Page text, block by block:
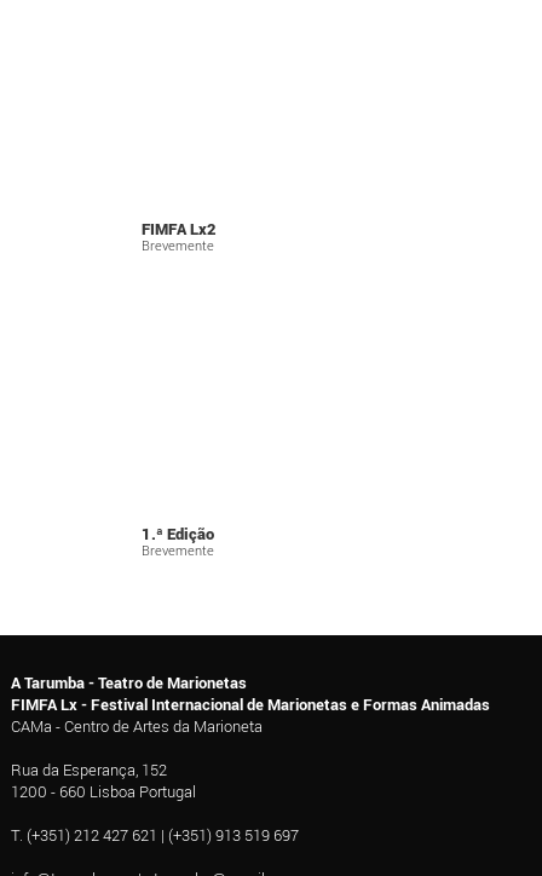
FIMFA Lx2
Brevemente
1.ª Edição
Brevemente
A Tarumba - Teatro de Marionetas
FIMFA Lx - Festival Internacional de Marionetas e Formas Animadas
CAMa - Centro de Artes da Marioneta
Rua da Esperança, 152
1200 - 660 Lisboa Portugal
T. (+351) 212 427 621 | (+351) 913 519 697